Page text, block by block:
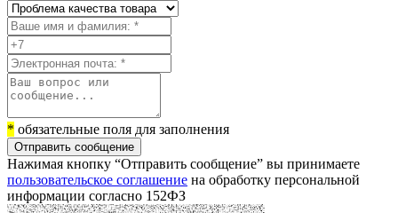
* обязательные поля для заполнения
Отправить сообщение
Нажимая кнопку “Отправить сообщение” вы принимаете
пользовательское соглашение на обработку персональной
информации согласно 152ФЗ